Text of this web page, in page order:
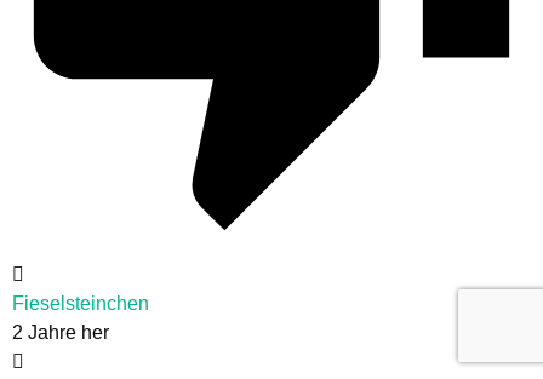
Fieselsteinchen
2 Jahre her